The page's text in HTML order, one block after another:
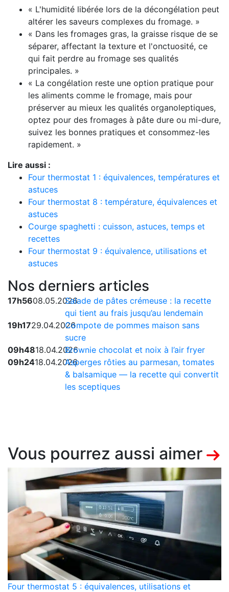
« L'humidité libérée lors de la décongélation peut
altérer les saveurs complexes du fromage. »
« Dans les fromages gras, la graisse risque de se
séparer, affectant la texture et l'onctuosité, ce
qui fait perdre au fromage ses qualités
principales. »
« La congélation reste une option pratique pour
les aliments comme le fromage, mais pour
préserver au mieux les qualités organoleptiques,
optez pour des fromages à pâte dure ou mi-dure,
suivez les bonnes pratiques et consommez-les
rapidement. »
Lire aussi :
Four thermostat 1 : équivalences, températures et
astuces
Four thermostat 8 : température, équivalences et
astuces
Courge spaghetti : cuisson, astuces, temps et
recettes
Four thermostat 9 : équivalence, utilisations et
astuces
Nos derniers articles
17h5608.05.2026Salade de pâtes crémeuse : la recette
qui tient au frais jusqu’au lendemain
19h1729.04.2026Compote de pommes maison sans
sucre
09h4818.04.2026Brownie chocolat et noix à l’air fryer
09h2418.04.2026Asperges rôties au parmesan, tomates
& balsamique — la recette qui convertit
les sceptiques
Vous pourrez aussi aimer
Four thermostat 5 : équivalences, utilisations et